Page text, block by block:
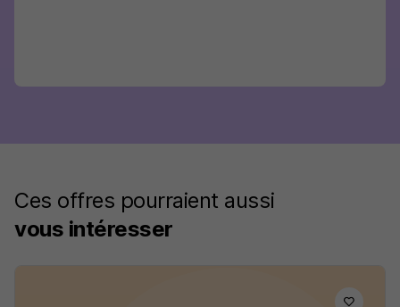
Ces offres pourraient aussi
vous intéresser